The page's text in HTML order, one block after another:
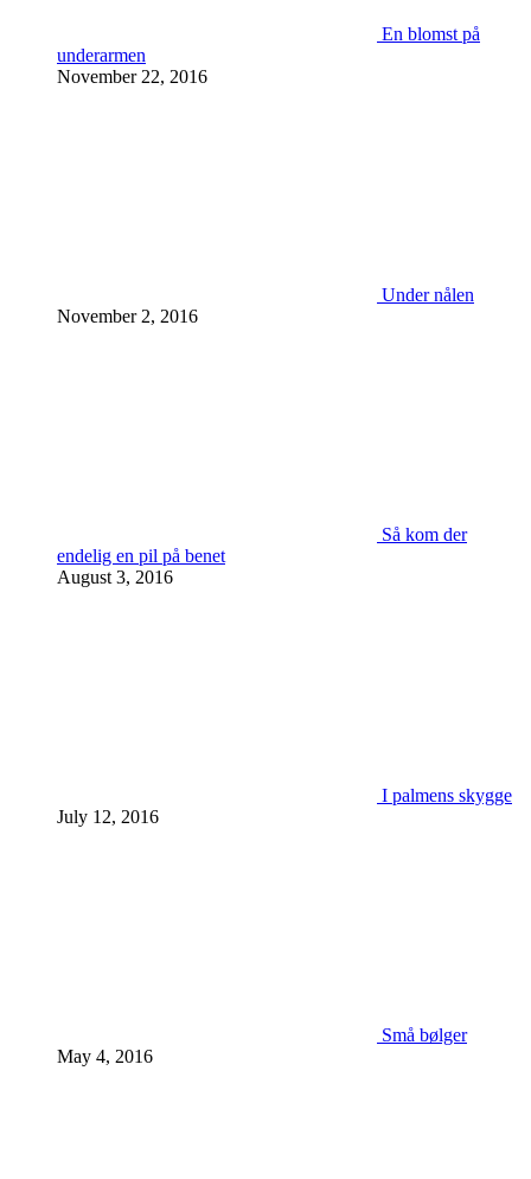
En blomst på
underarmen
November 22, 2016
Under nålen
November 2, 2016
Så kom der
endelig en pil på benet
August 3, 2016
I palmens skygge
July 12, 2016
Små bølger
May 4, 2016